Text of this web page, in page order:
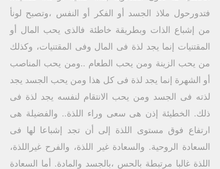
فتدورحول ملاذ الجسد أو الفكر أو النفس ،وتصبح لونأ
من إشباع الذات وبطريقة خاطئة فالذى يحب المال أو
المقتنيات إنما يجد لذة فى المال وفى المقتنيات، وكذلك
من يحب الزينة ومن يحب الطعام ..ومن يحب المناصب
أو الشهرة إنما يجد لذة فى كل هذا ومن يحب الجسد يجد
لذته فى الجسد ومن يحب الانتقام لنفسه يجد لذة فى
ذلك.‏ الخطيئة إذن هى سعى وراء اللذة.. والفضيلة هى
ارتفاع فوق مستوى اللذة إلى أن تجد إشباعا لها فى
السعادة الروحية. والسعادة غير اللذة، والفرح غيراللذة،
اللذة غالبا مرتبطة بالحس ،بالجسد والمادة. أما السعادة